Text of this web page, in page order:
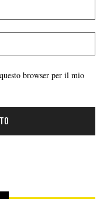
browser per il mio